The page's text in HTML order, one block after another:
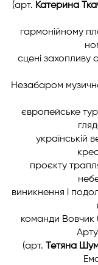
(арт. Катерина
гармонійному
сцені захопливу
Незабаром
європейське
українській
проєкту
виникнення і
команди Вовчик
(арт.
Тетяна